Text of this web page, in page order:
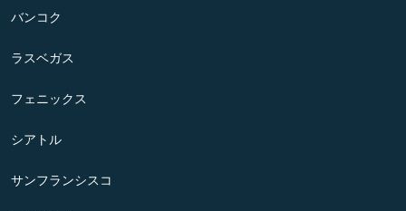
バンコク
ラスベガス
フェニックス
シアトル
サンフランシスコ